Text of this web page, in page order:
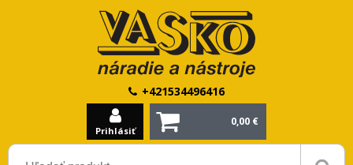
+421534496416
Prihlásiť
0,00 €